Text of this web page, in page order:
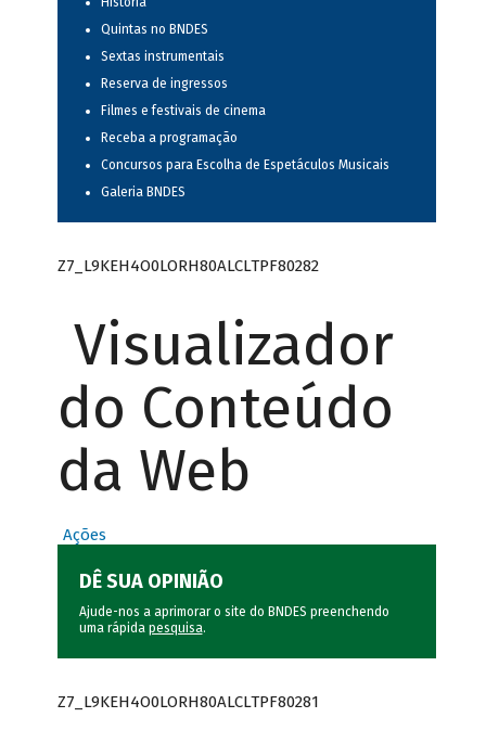
Quintas no BNDES
Sextas instrumentais
Reserva de ingressos
Filmes e festivais de cinema
Receba a programação
Concursos para Escolha de Espetáculos Musicais
Galeria BNDES
Z7_L9KEH4O0LORH80ALCLTPF80282
Visualizador
do Conteúdo
da Web
Ações
DÊ SUA OPINIÃO
Ajude-nos a aprimorar o site do BNDES preenchendo
uma rápida pesquisa.
Z7_L9KEH4O0LORH80ALCLTPF80281